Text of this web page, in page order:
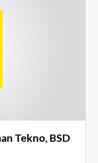
Tekno, BSD